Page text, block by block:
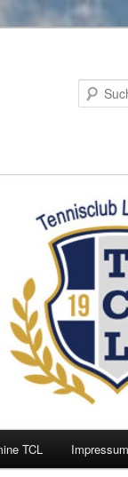
TCL Impressum